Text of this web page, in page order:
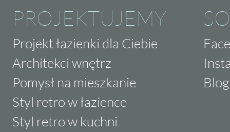
PROJEKTUJEMY
Projekt łazienki dla Ciebie
Architekci wnętrz
Pomysł na mieszkanie
Styl retro w łazience
Styl retro w kuchni
Blog